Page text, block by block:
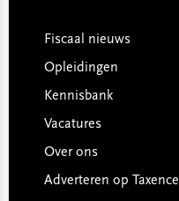
Footer
Fiscaal nieuws
Opleidingen
Kennisbank
Vacatures
Over ons
Adverteren op Taxence